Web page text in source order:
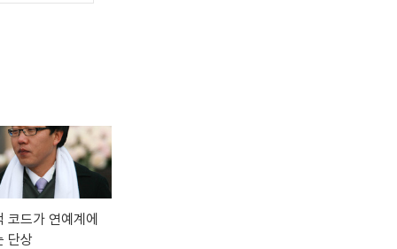
코드가 연예계에
단상